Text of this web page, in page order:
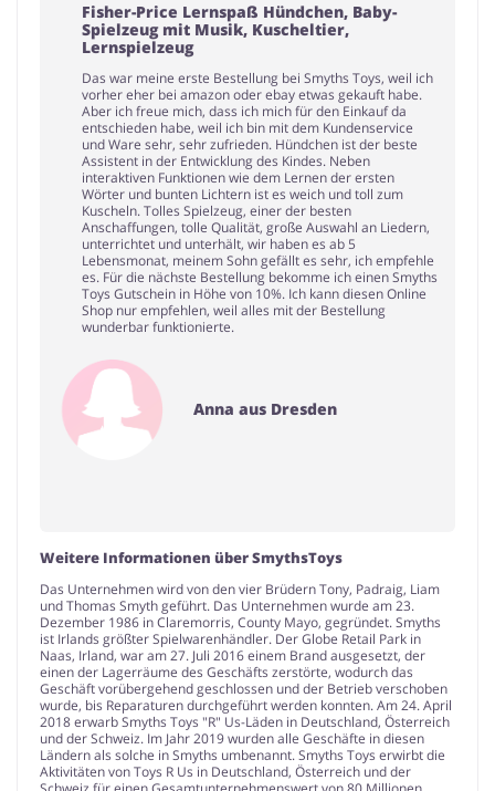
Fisher-Price Lernspaß Hündchen, Baby-
Spielzeug mit Musik, Kuscheltier,
Lernspielzeug
Das war meine erste Bestellung bei Smyths Toys, weil ich
vorher eher bei amazon oder ebay etwas gekauft habe.
Aber ich freue mich, dass ich mich für den Einkauf da
entschieden habe, weil ich bin mit dem Kundenservice
und Ware sehr, sehr zufrieden. Hündchen ist der beste
Assistent in der Entwicklung des Kindes. Neben
interaktiven Funktionen wie dem Lernen der ersten
Wörter und bunten Lichtern ist es weich und toll zum
Kuscheln. Tolles Spielzeug, einer der besten
Anschaffungen, tolle Qualität, große Auswahl an Liedern,
unterrichtet und unterhält, wir haben es ab 5
Lebensmonat, meinem Sohn gefällt es sehr, ich empfehle
es. Für die nächste Bestellung bekomme ich einen Smyths
Toys Gutschein in Höhe von 10%. Ich kann diesen Online
Shop nur empfehlen, weil alles mit der Bestellung
wunderbar funktionierte.
Anna aus Dresden
Weitere Informationen über SmythsToys
Das Unternehmen wird von den vier Brüdern Tony, Padraig, Liam
und Thomas Smyth geführt. Das Unternehmen wurde am 23.
Dezember 1986 in Claremorris, County Mayo, gegründet. Smyths
ist Irlands größter Spielwarenhändler. Der Globe Retail Park in
Naas, Irland, war am 27. Juli 2016 einem Brand ausgesetzt, der
einen der Lagerräume des Geschäfts zerstörte, wodurch das
Geschäft vorübergehend geschlossen und der Betrieb verschoben
wurde, bis Reparaturen durchgeführt werden konnten. Am 24. April
2018 erwarb Smyths Toys "R" Us-Läden in Deutschland, Österreich
und der Schweiz. Im Jahr 2019 wurden alle Geschäfte in diesen
Ländern als solche in Smyths umbenannt. Smyths Toys erwirbt die
Aktivitäten von Toys R Us in Deutschland, Österreich und der